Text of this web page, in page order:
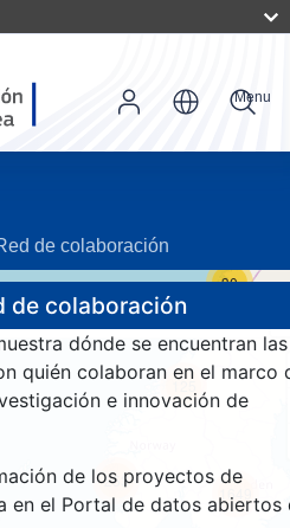
Menu
de colaboración
de colaboración
dónde se encuentran las
quién colaboran en el marco
e innovación de
de los proyectos de
en el Portal de datos abiertos
30
125
253
1649